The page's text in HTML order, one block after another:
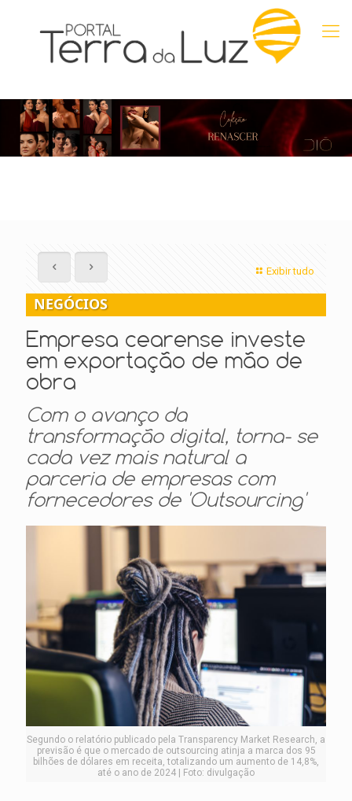
Exibir tudo
NEGÓCIOS
Empresa cearense investe
em exportação de mão de
obra
Com o avanço da
transformação digital, torna- se
cada vez mais natural a
parceria de empresas com
fornecedores de 'Outsourcing'
Segundo o relatório publicado pela Transparency Market Research, a
previsão é que o mercado de outsourcing atinja a marca dos 95
bilhões de dólares em receita, totalizando um aumento de 14,8%,
até o ano de 2024 | Foto: divulgação